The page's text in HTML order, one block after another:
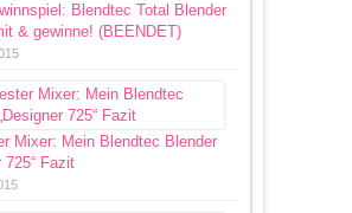
Blendtec Total Blender
& gewinne! (BEENDET)
Mixer: Mein Blendtec Blender
725“ Fazit